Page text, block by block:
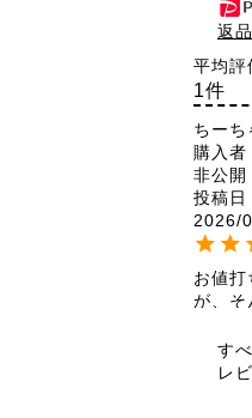
返
1
ちーち
購入者
非公開
投稿日
2026/
お値打
が、そ
つも
うと
てる
す
レ